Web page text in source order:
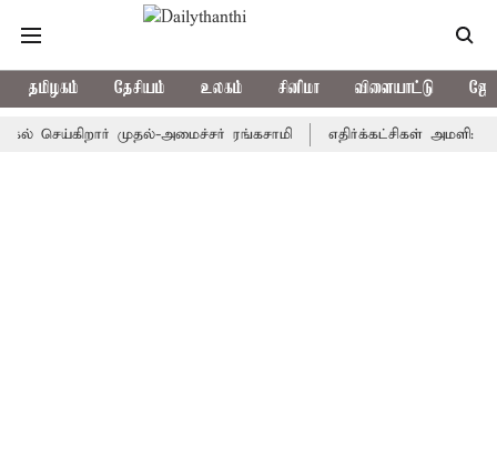
தமிழகம் தேசியம் உலகம் சினிமா விளையாட்டு
செய்கிறார் முதல்-அமைச்சர் ரங்கசாமி எதிர்க்கட்சிகள் அமளி: